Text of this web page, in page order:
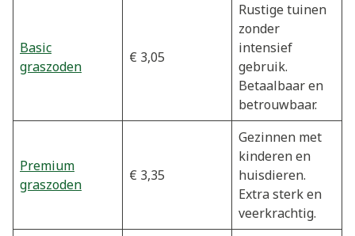
Basic
graszoden
€ 3,05
Rustige tuinen
zonder
intensief
gebruik.
Betaalbaar en
betrouwbaar.
Premium
graszoden
€ 3,35
Gezinnen met
kinderen en
huisdieren.
Extra sterk en
veerkrachtig.